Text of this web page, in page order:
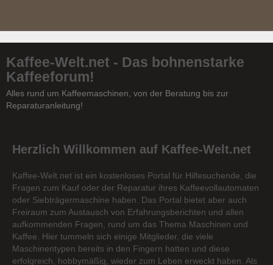
Kaffee-Welt.net - Das bohnenstarke
Kaffeeforum!
Alles rund um Kaffeemaschinen, von der Beratung bis zur
Reparaturanleitung!
Herzlich Willkommen auf Kaffee-Welt.net
Kaffee-Welt.net ist ein kostenloses Portal für Hilfesuchende, die
Fragen zum Kauf oder der Reparatur ihres Kaffeevollautomaten
oder Siebträgermaschine haben. Das Portal bietet aber auch
Freiraum zum Austausch von Erfahrungsberichten und allen
aufkommenden Fragen, rund um das Thema Maschinen und
Kaffee. Hier tummeln sich einige Mitglieder, die viele
Maschinentypen bereits in den Fingern hatten und diese
erfolgreich, hobbymäßig, wieder zum Leben erweckt haben. Als